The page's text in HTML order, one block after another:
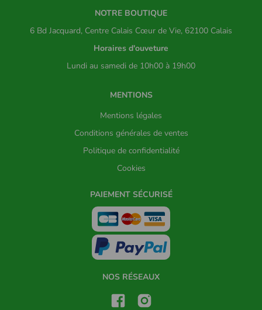
NOTRE BOUTIQUE
6 Bd Jacquard, Centre Calais Cœur de Vie, 62100 Calais
Horaires d'ouveture
Lundi au samedi de 10h00 à 19h00
MENTIONS
Mentions légales
Conditions générales de ventes
Politique de confidentialité
Cookies
PAIEMENT SÉCURISÉ
NOS RÉSEAUX